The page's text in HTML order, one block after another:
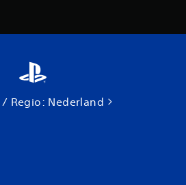
/ Regio: Nederland